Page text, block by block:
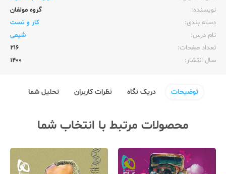
نویسنده:‌
گروه مولفان
دسته بندی:
کار و تست
نام درس:
شیمی
تعداد صفحات:‌
216
سال انتشار:‌
1400
توضیحات دریک نگاه نظرات کاربران تحلیل شما
محصولات مرتبط با انتخاب شما